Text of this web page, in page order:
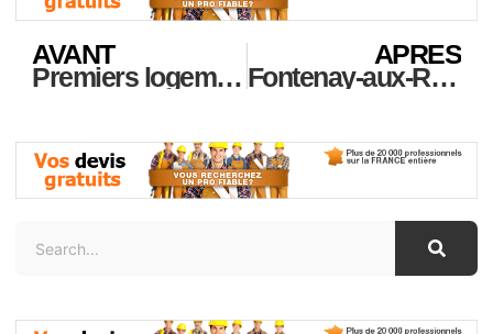
AVANT
Premiers logements sociaux approuvés dans le prestigieux Triangle d’Or parisien
APRES
Fontenay-aux-Roses : Donnez une seconde vie à votre studio en 2025 et boostez la valeur de votre bien !